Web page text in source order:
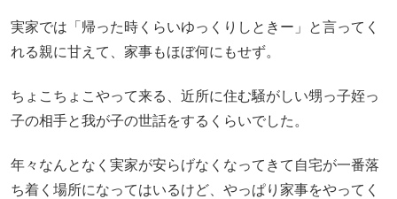
実家では「帰った時くらいゆっくりしときー」と言ってく
れる親に甘えて、家事もほぼ何にもせず。
ちょこちょこやって来る、近所に住む騒がしい甥っ子姪っ
子の相手と我が子の世話をするくらいでした。
年々なんとなく実家が安らげなくなってきて自宅が一番落
ち着く場所になってはいるけど、やっぱり家事をやってく